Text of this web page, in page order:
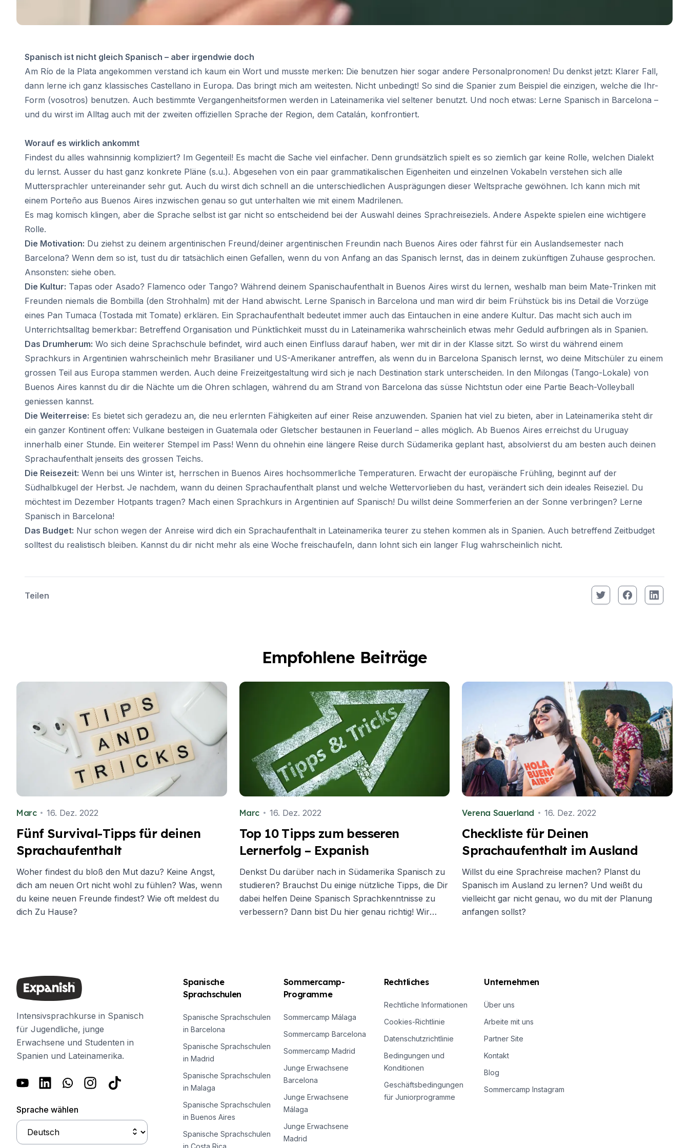
Bildungsurlaub
Prüfungsvorbereitung DELE
Gruppen-Spanischunterricht
Abendlicher Gruppenkurs
Langzeitkurse
Privatunterricht
Online-Spanischkurse
Prüfungsvorbereitung SIELE
Über 50 Jahre
Über 50 Programme, saisonale Kurse
Abendlicher Gruppenkurs
Privatunterricht
Online-Spanischkurse
Bildungsurlaub
Prüfungsvorbereitung SIELE
Bildungsurlaub
Barcelona
Madrid
Málaga
Buenos Aires
Costa Rica
Sommercamps
Reiseziele
Barcelona
Sommercamp
Junge Erwachsene
Junge Erwachsene
Málaga
Sommercamp
Junge Erwachsene
Costa Rica
Programme nach Alter
Sommercamps (12-17 Jahre)
Barcelona
Madrid
Málaga
Barcelona
Spanisch ist nicht gleich Spanisch – aber irgendwie doch
Am Río de la Plata angekommen verstand ich kaum ein Wort und musste merken: Die benutzen hier sogar andere Personalpronomen! Du denkst jetzt: Klarer Fall,
dann lerne ich ganz klassisches Castellano in Europa. Das bringt mich am weitesten. Nicht unbedingt! So sind die Spanier zum Beispiel die einzigen, welche die Ihr-
Form (vosotros) benutzen. Auch bestimmte Vergangenheitsformen werden in Lateinamerika viel seltener benutzt. Und noch etwas: Lerne Spanisch in Barcelona –
und du wirst im Alltag auch mit der zweiten offiziellen Sprache der Region, dem Catalán, konfrontiert.
Worauf es wirklich ankommt
Findest du alles wahnsinnig kompliziert? Im Gegenteil! Es macht die Sache viel einfacher. Denn grundsätzlich spielt es so ziemlich gar keine Rolle, welchen Dialekt
du lernst. Ausser du hast ganz konkrete Pläne (s.u.). Abgesehen von ein paar grammatikalischen Eigenheiten und einzelnen Vokabeln verstehen sich alle
Muttersprachler untereinander sehr gut. Auch du wirst dich schnell an die unterschiedlichen Ausprägungen dieser Weltsprache gewöhnen. Ich kann mich mit
einem Porteño aus Buenos Aires inzwischen genau so gut unterhalten wie mit einem Madrilenen.
Es mag komisch klingen, aber die Sprache selbst ist gar nicht so entscheidend bei der Auswahl deines Sprachreiseziels. Andere Aspekte spielen eine wichtigere
Rolle.
Die Motivation: Du ziehst zu deinem argentinischen Freund/deiner argentinischen Freundin nach Buenos Aires oder fährst für ein Auslandsemester nach
Barcelona? Wenn dem so ist, tust du dir tatsächlich einen Gefallen, wenn du von Anfang an das Spanisch lernst, das in deinem zukünftigen Zuhause gesprochen.
Ansonsten: siehe oben.
Die Kultur: Tapas oder Asado? Flamenco oder Tango? Während deinem Spanischaufenthalt in Buenos Aires wirst du lernen, weshalb man beim Mate-Trinken mit
Freunden niemals die Bombilla (den Strohhalm) mit der Hand abwischt. Lerne Spanisch in Barcelona und man wird dir beim Frühstück bis ins Detail die Vorzüge
eines Pan Tumaca (Tostada mit Tomate) erklären. Ein Sprachaufenthalt bedeutet immer auch das Eintauchen in eine andere Kultur. Das macht sich auch im
Unterrichtsalltag bemerkbar: Betreffend Organisation und Pünktlichkeit musst du in Lateinamerika wahrscheinlich etwas mehr Geduld aufbringen als in Spanien.
Das Drumherum: Wo sich deine Sprachschule befindet, wird auch einen Einfluss darauf haben, wer mit dir in der Klasse sitzt. So wirst du während einem
Sprachkurs in Argentinien wahrscheinlich mehr Brasilianer und US-Amerikaner antreffen, als wenn du in Barcelona Spanisch lernst, wo deine Mitschüler zu einem
grossen Teil aus Europa stammen werden. Auch deine Freizeitgestaltung wird sich je nach Destination stark unterscheiden. In den Milongas (Tango-Lokale) von
Buenos Aires kannst du dir die Nächte um die Ohren schlagen, während du am Strand von Barcelona das süsse Nichtstun oder eine Partie Beach-Volleyball
geniessen kannst.
Die Weiterreise: Es bietet sich geradezu an, die neu erlernten Fähigkeiten auf einer Reise anzuwenden. Spanien hat viel zu bieten, aber in Lateinamerika steht dir
ein ganzer Kontinent offen: Vulkane besteigen in Guatemala oder Gletscher bestaunen in Feuerland – alles möglich. Ab Buenos Aires erreichst du Uruguay
innerhalb einer Stunde. Ein weiterer Stempel im Pass! Wenn du ohnehin eine längere Reise durch Südamerika geplant hast, absolvierst du am besten auch deinen
Sprachaufenthalt jenseits des grossen Teichs.
Die Reisezeit: Wenn bei uns Winter ist, herrschen in Buenos Aires hochsommerliche Temperaturen. Erwacht der europäische Frühling, beginnt auf der
Südhalbkugel der Herbst. Je nachdem, wann du deinen Sprachaufenthalt planst und welche Wettervorlieben du hast, verändert sich dein ideales Reiseziel. Du
möchtest im Dezember Hotpants tragen? Mach einen Sprachkurs in Argentinien auf Spanisch! Du willst deine Sommerferien an der Sonne verbringen? Lerne
Spanisch in Barcelona!
Das Budget: Nur schon wegen der Anreise wird dich ein Sprachaufenthalt in Lateinamerika teurer zu stehen kommen als in Spanien. Auch betreffend Zeitbudget
solltest du realistisch bleiben. Kannst du dir nicht mehr als eine Woche freischaufeln, dann lohnt sich ein langer Flug wahrscheinlich nicht.
Teilen
Empfohlene Beiträge
Marc 16. Dez. 2022
Fünf Survival-Tipps für deinen
Sprachaufenthalt
Woher findest du bloß den Mut dazu? Keine Angst,
dich am neuen Ort nicht wohl zu fühlen? Was, wenn
du keine neuen Freunde findest? Wie oft meldest du
dich Zu Hause?
Marc 16. Dez. 2022
Top 10 Tipps zum besseren
Lernerfolg – Expanish
Denkst Du darüber nach in Südamerika Spanisch zu
studieren? Brauchst Du einige nützliche Tipps, die Dir
dabei helfen Deine Spanisch Sprachkenntnisse zu
verbessern? Dann bist Du hier genau richtig! Wir
Verena Sauerland 16. Dez. 2022
Checkliste für Deinen
Sprachaufenthalt im Ausland
Willst du eine Sprachreise machen? Planst du
Spanisch im Ausland zu lernen? Und weißt du
vielleicht gar nicht genau, wo du mit der Planung
anfangen sollst?
Intensivsprachkurse in Spanisch
für Jugendliche, junge
Erwachsene und Studenten in
Spanien und Lateinamerika.
Sprache wählen
Spanische
Sprachschulen
Spanische Sprachschulen
in Barcelona
Spanische Sprachschulen
in Madrid
Spanische Sprachschulen
in Malaga
Spanische Sprachschulen
in Buenos Aires
Spanische Sprachschulen
in Costa Rica
Sommercamp-
Programme
Sommercamp Málaga
Sommercamp Barcelona
Sommercamp Madrid
Junge Erwachsene
Barcelona
Junge Erwachsene
Málaga
Junge Erwachsene
Madrid
Rechtliches
Rechtliche Informationen
Cookies-Richtlinie
Datenschutzrichtlinie
Bedingungen und
Konditionen
Geschäftsbedingungen
für Juniorprogramme
Unternehmen
Über uns
Arbeite mit uns
Partner Site
Kontakt
Blog
Sommercamp Instagram